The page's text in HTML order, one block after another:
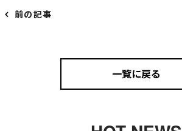
前の記事
一覧に戻る